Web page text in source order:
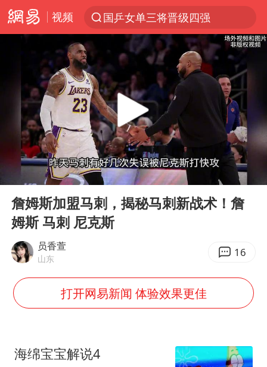
视频
国乒女单三将晋级四强
光影经济撬动暑期消费新蓝海
陈思诚零点晒照为佟丽娅庆生
马克·艾伦退出斯诺克中国公开赛
郑丽文：台湾从来没有“独立”过
新疆优化调整景区内自驾服务费
情侣平潭拍日出坠崖1死1伤
酒店花洒现排泄物住客索赔遭拒
杭州全市有序停课
几元成本的AI广告导致千万市值蒸发
茅台部分直营店飞天茅台提价
Play
00:00 03:22
詹姆斯加盟马刺，揭秘马刺新战术！詹
姆斯 马刺 尼克斯
员香萱
山东 16
打开网易新闻 体验效果更佳
海绵宝宝解说4